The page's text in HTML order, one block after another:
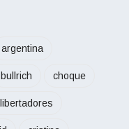
argentina
bullrich choque